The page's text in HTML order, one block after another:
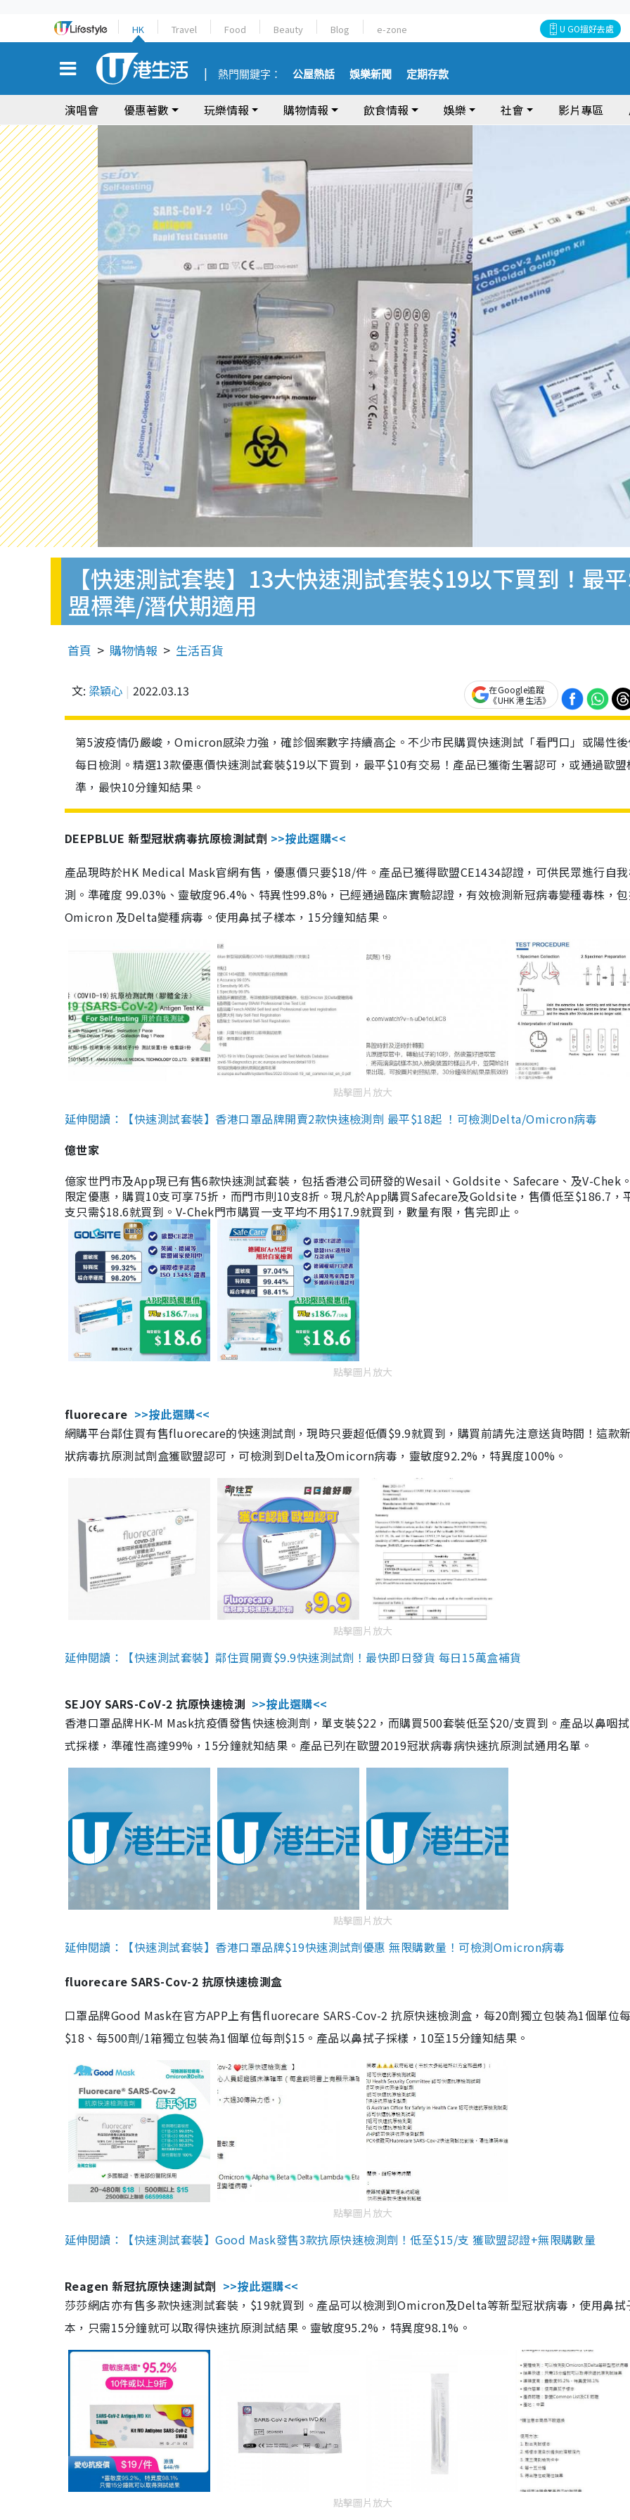
HK Travel Food Beauty Blog e-zone U GO搵好去處
熱門關鍵字： 公屋熱話 娛樂新聞 定期存款
演唱會 優惠著數 玩樂情報 購物情報 飲食情報 娛樂 社會 影片專區
【快速測試套裝】13大快速測試套裝$19以下買到！最
盟標準/潛伏期適用
首頁 購物情報 生活百貨
文: 梁穎心 2022.03.13
在Google追蹤
《UHK 港生活》
第5波疫情仍嚴峻，Omicron感染力強，確診個案數字持續高企。不少市民購買快速測試「看門口」或陽性
每日檢測。精選13款優惠價快速測試套裝$19以下買到，最平$10有交易！產品已獲衛生署認可，或通過歐盟
準，最快10分鐘知結果。
DEEPBLUE 新型冠狀病毒抗原檢測試劑 >>按此選購<<
產品現時於HK Medical Mask官網有售，優惠價只要$18/件。產品已獲得歐盟CE1434認證，可供民眾進行自
測。準確度 99.03%、靈敏度96.4%、特異性99.8%，已經通過臨床實驗認證，有效檢測新冠病毒變種毒株，
Omicron 及Delta變種病毒。使用鼻拭子樣本，15分鐘知結果。
點擊圖片放大
延伸閱讀：【快速測試套裝】香港口罩品牌開賣2款快速檢測劑 最平$18起 ！可檢測Delta/Omicron病毒
億世家
億家世門市及App現已有售6款快速測試套裝，包括香港公司研發的Wesail、Goldsite、Safecare、及V-Chek
限定優惠，購買10支可享75折，而門市則10支8折。現凡於App購買Safecare及Goldsite，售價低至$186.7，
支只需$18.6就買到。V-Chek門市購買一支平均不用$17.9就買到，數量有限，售完即止。
點擊圖片放大
fluorecare >>按此選購<<
網購平台鄰住買有售fluorecare的快速測試劑，現時只要超低價$9.9就買到，購買前請先注意送貨時間！這款
狀病毒抗原測試劑盒獲歐盟認可，可檢測到Delta及Omicorn病毒，靈敏度92.2%，特異度100%。
點擊圖片放大
延伸閱讀：【快速測試套裝】鄰住買開賣$9.9快速測試劑！最快即日發貨 每日15萬盒補貨
SEJOY SARS-CoV-2 抗原快速檢測 >>按此選購<<
香港口罩品牌HK-M Mask抗疫價發售快速檢測劑，單支裝$22，而購買500套裝低至$20/支買到。產品以鼻咽
式採樣，準確性高達99%，15分鐘就知結果。產品已列在歐盟2019冠狀病毒病快速抗原測試通用名單。
點擊圖片放大
延伸閱讀：【快速測試套裝】香港口罩品牌$19快速測試劑優惠 無限購數量！可檢測Omicron病毒
fluorecare SARS-Cov-2 抗原快速檢測盒
口罩品牌Good Mask在官方APP上有售fluorecare SARS-Cov-2 抗原快速檢測盒，每20劑獨立包裝為1個單位
$18、每500劑/1箱獨立包裝為1個單位每劑$15。產品以鼻拭子採樣，10至15分鐘知結果。
點擊圖片放大
延伸閱讀：【快速測試套裝】Good Mask發售3款抗原快速檢測劑！低至$15/支 獲歐盟認證+無限購數量
Reagen 新冠抗原快速測試劑 >>按此選購<<
莎莎網店亦有售多款快速測試套裝，$19就買到。產品可以檢測到Omicron及Delta等新型冠狀病毒，使用鼻拭
本，只需15分鐘就可以取得快速抗原測試結果。靈敏度95.2%，特異度98.1%。
點擊圖片放大